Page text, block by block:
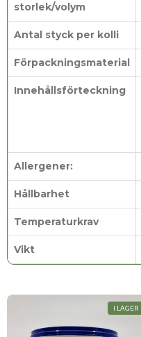
storlek/volym
Antal styck per kolli
Förpackningsmaterial
Innehållsförteckning
Allergener:
Hållbarhet
Temperaturkrav
Vikt
I LAGER